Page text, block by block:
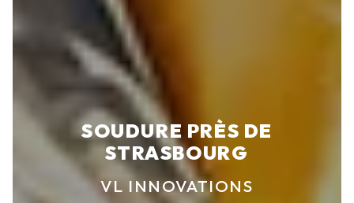
SOUDURE PRÈS DE
STRASBOURG
VL INNOVATIONS